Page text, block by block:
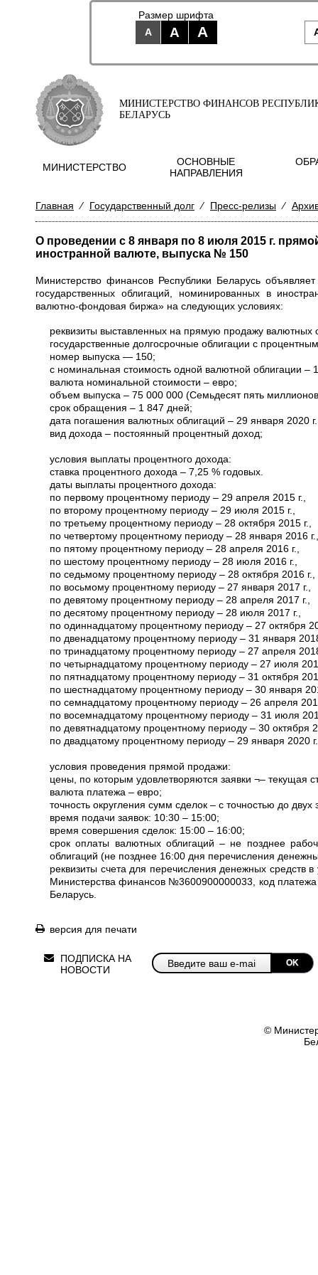
Размер шрифта
A
A A
МИНИСТЕРСТВО ФИНАНСОВ
БЕЛАРУСЬ
МИНИСТЕРСТВО
ОСНОВНЫЕ
НАПРАВЛЕНИЯ
Главная ⁄ Государственный долг ⁄ Пресс-релизы ⁄
O проведении с 8 января по 8 июля 2015 г.
иностранной валюте, выпуска № 150
Министерство финансов Республики Беларусь
государственных облигаций, номинированных в
валютно-фондовая биржа» на следующих условиях:
реквизиты выставленных на прямую продажу валютных
государственные долгосрочные облигации с
номер выпуска — 150;
с номинальная стоимость одной валютной облигации –
валюта номинальной стоимости – евро;
объем выпуска – 75 000 000 (Семьдесят пять
срок обращения – 1 847 дней;
дата погашения валютных облигаций – 29 января 2020
вид дохода – постоянный процентный доход;
условия выплаты процентного дохода:
ставка процентного дохода – 7,25 % годовых.
даты выплаты процентного дохода:
по первому процентному периоду – 29 апреля 2015 г.,
по второму процентному периоду – 29 июля 2015 г.,
по третьему процентному периоду – 28 октября 2015 г.,
по четвертому процентному периоду – 28 января 2016 г.,
по пятому процентному периоду – 28 апреля 2016 г.,
по шестому процентному периоду – 28 июля 2016 г.,
по седьмому процентному периоду – 28 октября 2016 г.,
по восьмому процентному периоду – 27 января 2017 г.,
по девятому процентному периоду – 28 апреля 2017 г.,
по десятому процентному периоду – 28 июля 2017 г.,
по одиннадцатому процентному периоду – 27 октября
по двенадцатому процентному периоду – 31 января
по тринадцатому процентному периоду – 27 апреля
по четырнадцатому процентному периоду – 27 июля
по пятнадцатому процентному периоду – 31 октября
по шестнадцатому процентному периоду – 30 января
по семнадцатому процентному периоду – 26 апреля
по восемнадцатому процентному периоду – 31 июля
по девятнадцатому процентному периоду – 30 октября
по двадцатому процентному периоду – 29 января 2020
условия проведения прямой продажи:
цены, по которым удовлетворяются заявки ¬– текущая
валюта платежа – евро;
точность округления сумм сделок – с точностью до
время подачи заявок: 10:30 – 15:00;
время совершения сделок: 15:00 – 16:00;
срок оплаты валютных облигаций – не позднее
облигаций (не позднее 16:00 дня перечисления
реквизиты счета для перечисления денежных средств
Министерства финансов №3600900000033, код
Беларусь.
версия для печати
ПОДПИСКА НА
НОВОСТИ
OK
©